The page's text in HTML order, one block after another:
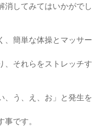
消してみてはいかがでし
、簡単な体操とマッサー
、それらをストレッチす
、う、え、お」と発生を
です。